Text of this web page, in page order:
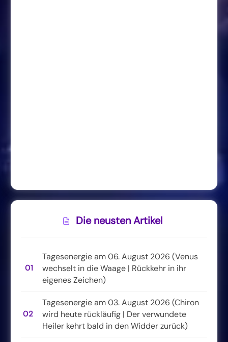
Die neusten Artikel
01
Tagesenergie am 06. August 2026 (Venus
wechselt in die Waage | Rückkehr in ihr
eigenes Zeichen)
02
Tagesenergie am 03. August 2026 (Chiron
wird heute rückläufig | Der verwundete
Heiler kehrt bald in den Widder zurück)